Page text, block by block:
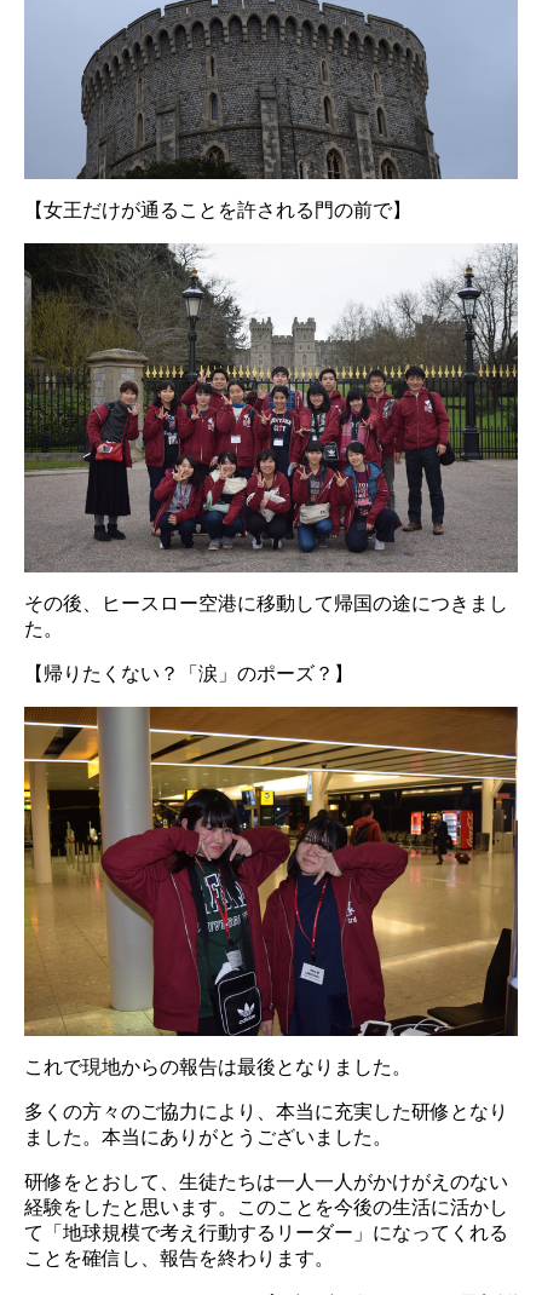
【女王だけが通ることを許される門の前で】
その後、ヒースロー空港に移動して帰国の途につきまし
た。
【帰りたくない？「涙」のポーズ？】
これで現地からの報告は最後となりました。
多くの方々のご協力により、本当に充実した研修となり
ました。本当にありがとうございました。
研修をとおして、生徒たちは一人一人がかけがえのない
経験をしたと思います。このことを今後の生活に活かし
て「地球規模で考え行動するリーダー」になってくれる
ことを確信し、報告を終わります。